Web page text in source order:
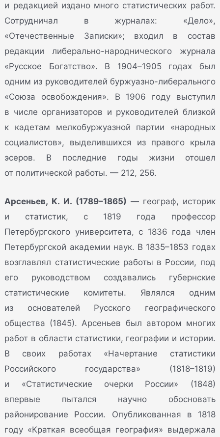
и редакцией издано много статистических работ.
Сотрудничал в журналах: «Дело»,
«Отечественные Записки»; входил в состав
редакции либерально-народнического журнала
«Русское Богатство». В 1904–1905 годах был
одним из руководителей буржуазно-либерального
«Союза освобождения». В 1906 году выступил
в числе организаторов и руководителей близкой
к кадетам мелкобуржуазной партии «народных
социалистов», выделившихся из правого крыла
эсеров. В последние годы жизни отошел
от политической работы. — 212, 256.
Арсеньев, К. И. (1789–1865) — географ, историк
и статистик, с 1819 года профессор
Петербургского университета, с 1836 года член
Петербургской академии наук. В 1835–1853 годах
возглавлял статистические работы в России, под
его руководством создавались губернские
статистические комитеты. Являлся одним
из основателей Русского географического
общества (1845). Арсеньев был автором многих
работ в области статистики, географии и истории.
В своих работах «Начертание статистики
Российского государства» (1818–1819)
и «Статистические очерки России» (1848)
впервые пытался научно обосновать
районирование России. Опубликованная в 1818
году «Краткая всеобщая география» выдержала